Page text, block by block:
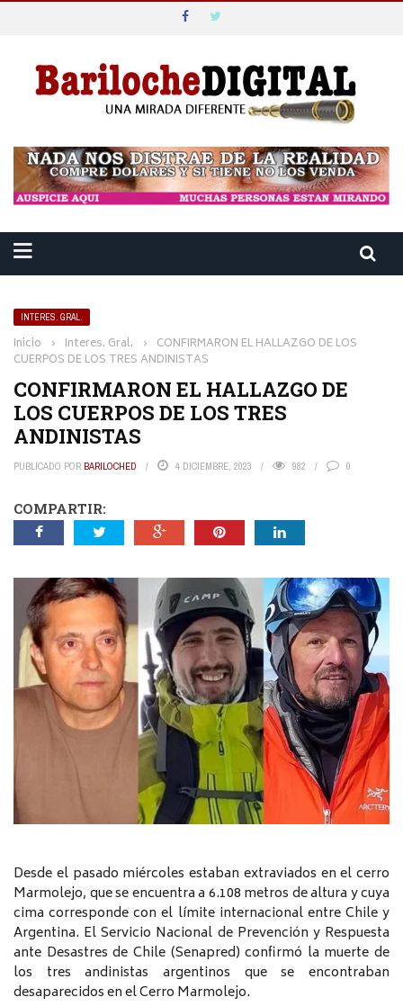
INTERES. GRAL.
Inicio › Interes. Gral. › CONFIRMARON EL HALLAZGO DE LOS
CUERPOS DE LOS TRES ANDINISTAS
CONFIRMARON EL HALLAZGO DE
LOS CUERPOS DE LOS TRES
ANDINISTAS
PUBLICADO POR BARILOCHED 4 DICIEMBRE, 2023 982 0
COMPARTIR:
Desde el pasado miércoles estaban extraviados en el cerro
Marmolejo, que se encuentra a 6.108 metros de altura y cuya
cima corresponde con el límite internacional entre Chile y
Argentina. El Servicio Nacional de Prevención y Respuesta
ante Desastres de Chile (Senapred) confirmó la muerte de
los tres andinistas argentinos que se encontraban
desaparecidos en el Cerro Marmolejo.